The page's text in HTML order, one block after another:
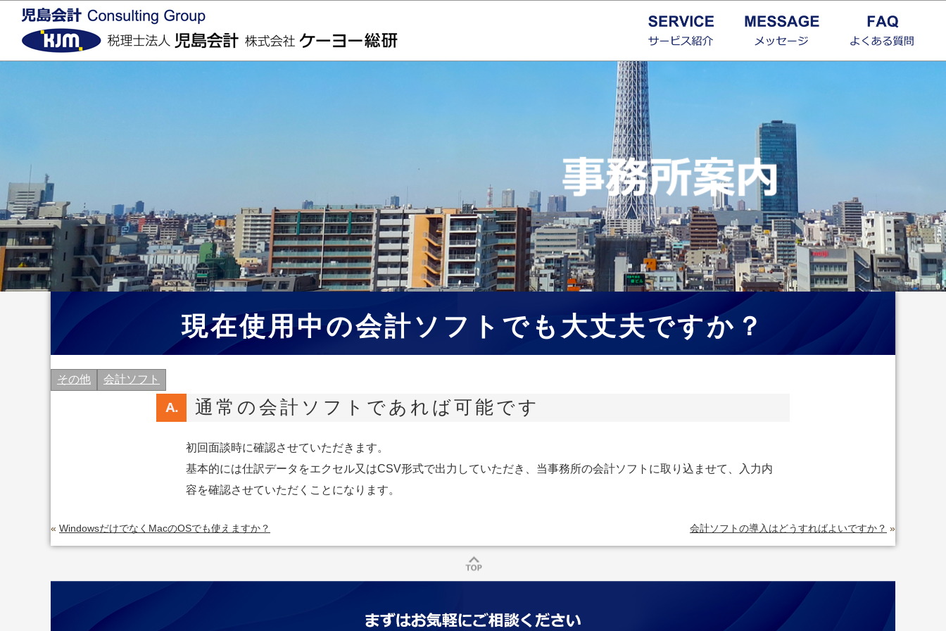
現在使用中の会計ソフトでも大丈夫ですか？
その他 会計ソフト
通常の会計ソフトであれば可能です
初回面談時に確認させていただきます。
基本的には仕訳データをエクセル又はCSV形式で出力していただき、当事務所の会計ソフトに取り込ませて、入力内
容を確認させていただくことになります。
会計ソフトの導入はどうすればよいですか？ »
« WindowsだけでなくMacのOSでも使えますか？